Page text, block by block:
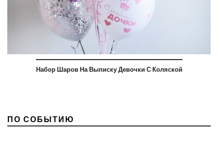
Набор Шаров На Выписку Девочки С Коляской
ПО СОБЫТИЮ